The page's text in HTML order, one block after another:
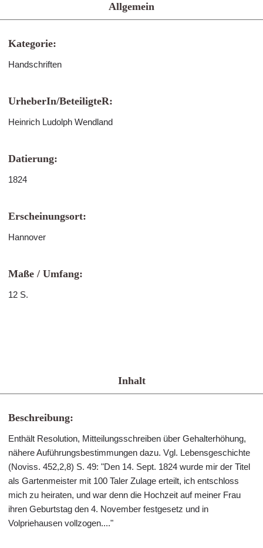
Allgemein
Kategorie:
Handschriften
UrheberIn/BeteiligteR:
Heinrich Ludolph Wendland
Datierung:
1824
Erscheinungsort:
Hannover
Maße / Umfang:
12 S.
Inhalt
Beschreibung:
Enthält Resolution, Mitteilungsschreiben über Gehalterhöhung,
nähere Auführungsbestimmungen dazu. Vgl. Lebensgeschichte
(Noviss. 452,2,8) S. 49: "Den 14. Sept. 1824 wurde mir der Titel
als Gartenmeister mit 100 Taler Zulage erteilt, ich entschloss
mich zu heiraten, und war denn die Hochzeit auf meiner Frau
ihren Geburtstag den 4. November festgesetz und in
Volpriehausen vollzogen...."